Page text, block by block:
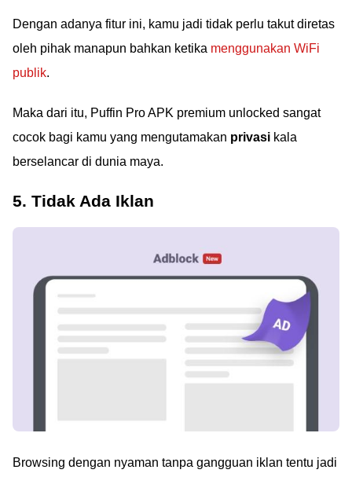
Dengan adanya fitur ini, kamu jadi tidak perlu takut diretas
oleh pihak manapun bahkan ketika menggunakan WiFi
publik.
Maka dari itu, Puffin Pro APK premium unlocked sangat
cocok bagi kamu yang mengutamakan privasi kala
berselancar di dunia maya.
5. Tidak Ada Iklan
Browsing dengan nyaman tanpa gangguan iklan tentu jadi